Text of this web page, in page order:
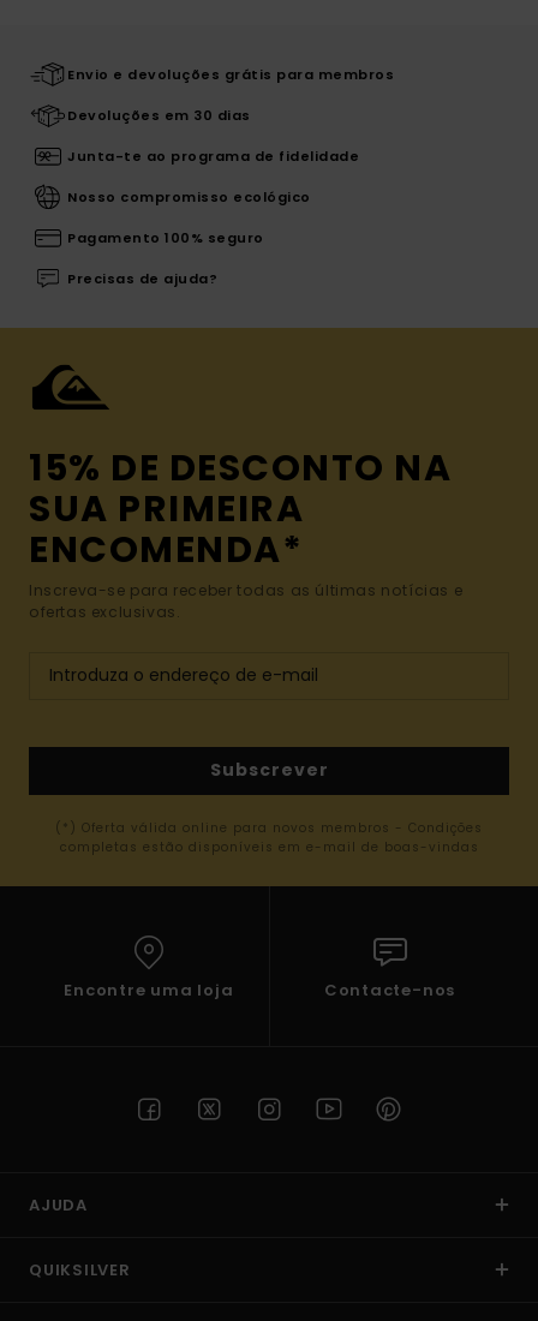
Envio e devoluções grátis para membros
Devoluções em 30 dias
Junta-te ao programa de fidelidade
Nosso compromisso ecológico
Pagamento 100% seguro
Precisas de ajuda?
15% DE DESCONTO NA
SUA PRIMEIRA
ENCOMENDA*
Inscreva-se para receber todas as últimas notícias e
ofertas exclusivas.
Subscrever
(*) Oferta válida online para novos membros - Condições
completas estão disponíveis em e-mail de boas-vindas
Encontre uma loja Contacte-nos
AJUDA
QUIKSILVER